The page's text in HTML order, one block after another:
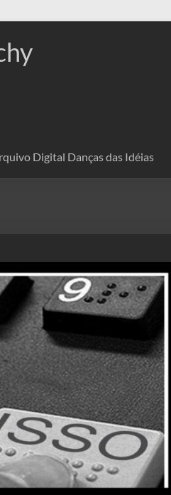
Digital Danças das Idéias